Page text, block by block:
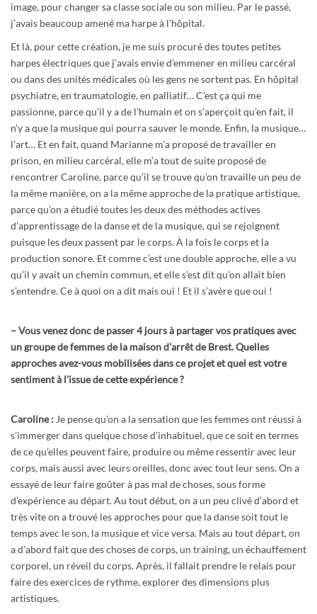
image, pour changer sa classe sociale ou son milieu. Par le passé,
j’avais beaucoup amené ma harpe à l’hôpital.
Et là, pour cette création, je me suis procuré des toutes petites
harpes électriques que j’avais envie d’emmener en milieu carcéral
ou dans des unités médicales où les gens ne sortent pas. En hôpital
psychiatre, en traumatologie, en palliatif… C’est ça qui me
passionne, parce qu’il y a de l’humain et on s’aperçoit qu’en fait, il
n’y a que la musique qui pourra sauver le monde. Enfin, la musique…
l’art… Et en fait, quand Marianne m’a proposé de travailler en
prison, en milieu carcéral, elle m’a tout de suite proposé de
rencontrer Caroline, parce qu’il se trouve qu’on travaille un peu de
la même manière, on a la même approche de la pratique artistique,
parce qu’on a étudié toutes les deux des méthodes actives
d’apprentissage de la danse et de la musique, qui se rejoignent
puisque les deux passent par le corps. À la fois le corps et la
production sonore. Et comme c’est une double approche, elle a vu
qu’il y avait un chemin commun, et elle s’est dit qu’on allait bien
s’entendre. Ce à quoi on a dit mais oui ! Et il s’avère que oui !
–Vous venez donc de passer 4 jours à partager vos pratiques avec
un groupe de femmes de la maison d’arrêt de Brest. Quelles
approches avez-vous mobilisées dans ce projet et quel est votre
sentiment à l’issue de cette expérience ?
Caroline : Je pense qu’on a la sensation que les femmes ont réussi à
s’immerger dans quelque chose d’inhabituel, que ce soit en termes
de ce qu’elles peuvent faire, produire ou même ressentir avec leur
corps, mais aussi avec leurs oreilles, donc avec tout leur sens. On a
essayé de leur faire goûter à pas mal de choses, sous forme
d’expérience au départ. Au tout début, on a un peu clivé d’abord et
très vite on a trouvé les approches pour que la danse soit tout le
temps avec le son, la musique et vice versa. Mais au tout départ, on
a d’abord fait que des choses de corps, un training, un échauffement
corporel, un réveil du corps. Après, il fallait prendre le relais pour
faire des exercices de rythme, explorer des dimensions plus
artistiques.